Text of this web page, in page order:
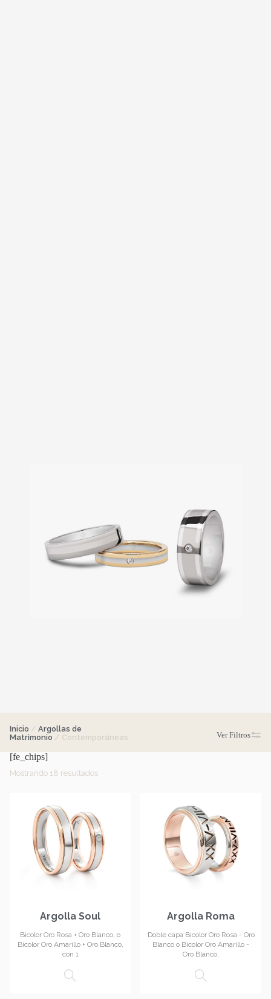
Inicio / Argollas de
Matrimonio / Contemporáneas Ver Filtros
[fe_chips]
Mostrando 18 resultados
Argolla Soul
Bicolor Oro Rosa + Oro Blanco, o
Bicolor Oro Amarillo + Oro Blanco,
con 1
Argolla Roma
Doble capa Bicolor Oro Rosa - Oro
Blanco o Bicolor Oro Amarillo -
Oro Blanco,